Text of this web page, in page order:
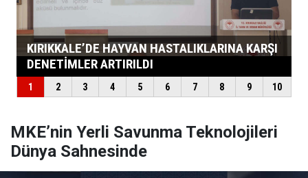
MKE’nin Yerli Savunma Teknolojileri
Dünya Sahnesinde